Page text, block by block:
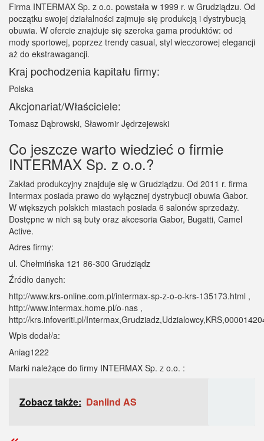
Firma INTERMAX Sp. z o.o. powstała w 1999 r. w Grudziądzu. Od
początku swojej działalności zajmuje się produkcją i dystrybucją
obuwia. W ofercie znajduje się szeroka gama produktów: od
mody sportowej, poprzez trendy casual, styl wieczorowej elegancji
aż do ekstrawagancji.
Kraj pochodzenia kapitału firmy:
Polska
Akcjonariat/Właściciele:
Tomasz Dąbrowski, Sławomir Jędrzejewski
Co jeszcze warto wiedzieć o firmie
INTERMAX Sp. z o.o.?
Zakład produkcyjny znajduje się w Grudziądzu. Od 2011 r. firma
Intermax posiada prawo do wyłącznej dystrybucji obuwia Gabor.
W większych polskich miastach posiada 6 salonów sprzedaży.
Dostępne w nich są buty oraz akcesoria Gabor, Bugatti, Camel
Active.
Adres firmy:
ul. Chełmińska 121 86-300 Grudziądz
Źródło danych:
http://www.krs-online.com.pl/intermax-sp-z-o-o-krs-135173.html ,
http://www.intermax.home.pl/o-nas ,
http://krs.infoveriti.pl/
Wpis dodał/a:
Aniag1222
Marki należące do firmy INTERMAX Sp. z o.o. :
Zobacz także: Danlind AS